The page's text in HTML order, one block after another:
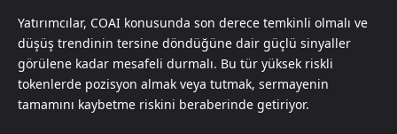
Yatırımcılar, COAI konusunda son derece temkinli olmalı ve
düşüş trendinin tersine döndüğüne dair güçlü sinyaller
görülene kadar mesafeli durmalı. Bu tür yüksek riskli
tokenlerde pozisyon almak veya tutmak, sermayenin
tamamını kaybetme riskini beraberinde getiriyor.